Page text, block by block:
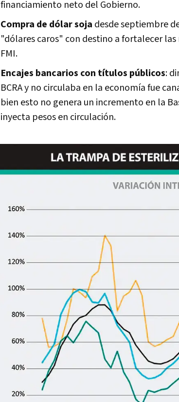
financiamiento neto del Gobierno.
Compra de dólar soja desde septiembre
"dólares caros" con destino a fortalecer
FMI.
Encajes bancarios con títulos públicos:
BCRA y no circulaba en la economía fue
bien esto no genera un incremento en la
inyecta pesos en circulación.